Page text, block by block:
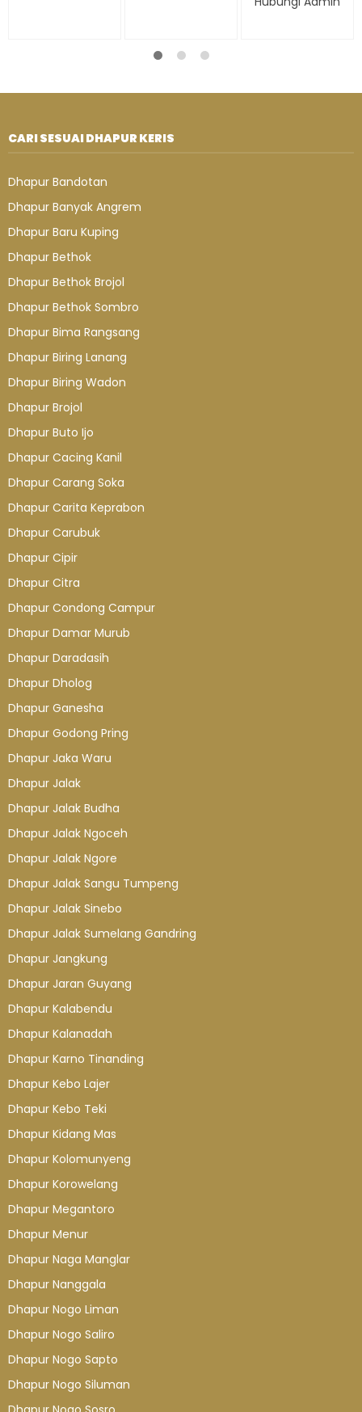
CARI SESUAI DHAPUR KERIS
Dhapur Bandotan
Dhapur Banyak Angrem
Dhapur Baru Kuping
Dhapur Bethok
Dhapur Bethok Brojol
Dhapur Bethok Sombro
Dhapur Bima Rangsang
Dhapur Biring Lanang
Dhapur Biring Wadon
Dhapur Brojol
Dhapur Buto Ijo
Dhapur Cacing Kanil
Dhapur Carang Soka
Dhapur Carita Keprabon
Dhapur Carubuk
Dhapur Cipir
Dhapur Citra
Dhapur Condong Campur
Dhapur Damar Murub
Dhapur Daradasih
Dhapur Dholog
Dhapur Ganesha
Dhapur Godong Pring
Dhapur Jaka Waru
Dhapur Jalak
Dhapur Jalak Budha
Dhapur Jalak Ngoceh
Dhapur Jalak Ngore
Dhapur Jalak Sangu Tumpeng
Dhapur Jalak Sinebo
Dhapur Jalak Sumelang Gandring
Dhapur Jangkung
Dhapur Jaran Guyang
Dhapur Kalabendu
Dhapur Kalanadah
Dhapur Karno Tinanding
Dhapur Kebo Lajer
Dhapur Kebo Teki
Dhapur Kidang Mas
Dhapur Kolomunyeng
Dhapur Korowelang
Dhapur Megantoro
Dhapur Menur
Dhapur Naga Manglar
Dhapur Nanggala
Dhapur Nogo Liman
Dhapur Nogo Saliro
Dhapur Nogo Sapto
Dhapur Nogo Siluman